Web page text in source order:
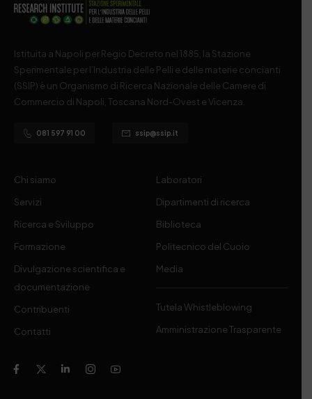
Istituita a Napoli per Regio Decreto nel 1885, la Stazione
Sperimentale per l’Industria delle Pelli e delle materie concianti
(SSIP) è un Organismo di Ricerca Nazionale delle Camere di
Commercio di Napoli, Toscana Nord-Ovest e Vicenza.
081 597 91 00 ssip@ssip.it
Chi siamo
Servizi
Ricerca e Sviluppo
Formazione
Divulgazione scientifica e
documentazione
Contribuenti
Contatti
Laboratori
Dipartimenti di ricerca
Biblioteca
Politecnico del Cuoio
Media
Tutela Whistleblowing
Amministrazione Trasparente